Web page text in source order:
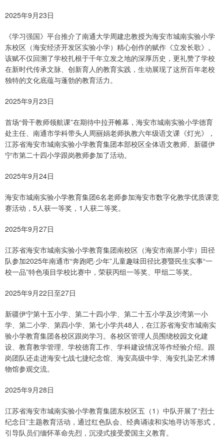
2025年9月23日
《学习强国》平台推介了南通大学周建忠教授为海安市城南实验小学
东校区（海安经济开发区实验小学）精心创作的赋作《立发长歌》。
该赋不仅回溯了学校扎根于千年立发之地的深厚历史，更礼赞了学校
在新时代传承文脉、创新育人的教育实践，生动展现了这所百年老校
独特的文化底蕴与蓬勃的教育活力。
2025年9月23日
首场“骨干教师领航课”在期待中拉开帷幕，海安市城南实验小学德育
处主任、南通市学科带头人周丽娟老师执教六年级语文课《灯光》，
江苏省海安市城南实验小学教育集团本部校区全体语文教师、新疆伊
宁市第二十四小学跟岗教师参加了活动。
2025年9月24日
海安市城南实验小学教育集团6名老师参加海安市数字化教学优质课竞
赛活动，5人获一等奖，1人获二等奖。
2025年9月27日
江苏省海安市城南实验小学教育集团南校区（海安市南屏小学）田径
队参加2025年南通市“奔跑吧·少年”儿童趣味田径比赛暨民生实事“一
校一品”特色项目学校比赛中，荣获丙组一等奖、甲组二等奖。
2025年9月22日至27日
新疆伊宁第十五小学、第二十四小学、第二十五小学及沙湾第一小
学、第二小学、第四小学、第七小学共48人，在江苏省海安市城南实
验小学教育集团各校区跟岗学习。各校区管理人员围绕校园文化建
设、教育教学管理、学校德育工作、学科建设情况等作经验介绍。跟
岗团队还走进海安七战七捷纪念馆、海安高级中学、海安扎染艺术博
物馆参观交流。
2025年9月28日
江苏省海安市城南实验小学教育集团东校区五（1）中队开展了“烈士
纪念日”主题教育活动，通过红色队会、经典诵读和实地寻访等形式，
引导队员们缅怀革命先烈，沉浸式接受爱国主义教育。